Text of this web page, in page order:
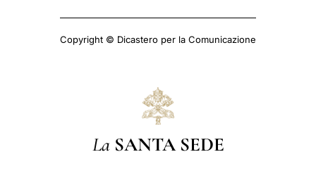
Copyright © Dicastero per la Comunicazione
La SANTA SEDE